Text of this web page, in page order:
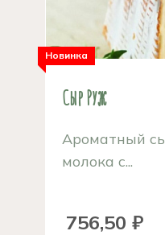
Новинка
Сыр Руж
Ароматный
молока с...
756,50 ₽